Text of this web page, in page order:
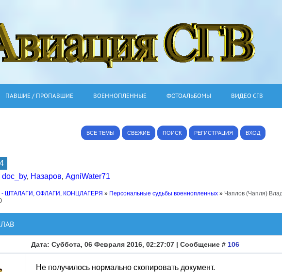
ПАВШИЕ / ПРОПАВШИЕ ВОЕННОПЛЕННЫЕ ФОТОАЛЬБОМЫ ВИДЕО СГВ
ВСЕ ТЕМЫ СВЕЖИЕ ПОИСК РЕГИСТРАЦИЯ ВХОД
4
doc_by, Назаров, AgniWater71
ШТАЛАГИ, ОФЛАГИ, КОНЦЛАГЕРЯ » Персональные судьбы военнопленных » Чаплов (Чапля)
Дата: Суббота, 06 Февраля 2016, 02:27:07 | Сообщение # 106
Не получилось нормально скопировать документ.